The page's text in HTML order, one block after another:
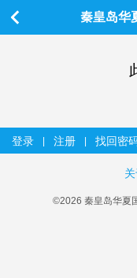
秦皇岛华
登录 注册 找回密
©2026 秦皇岛华夏